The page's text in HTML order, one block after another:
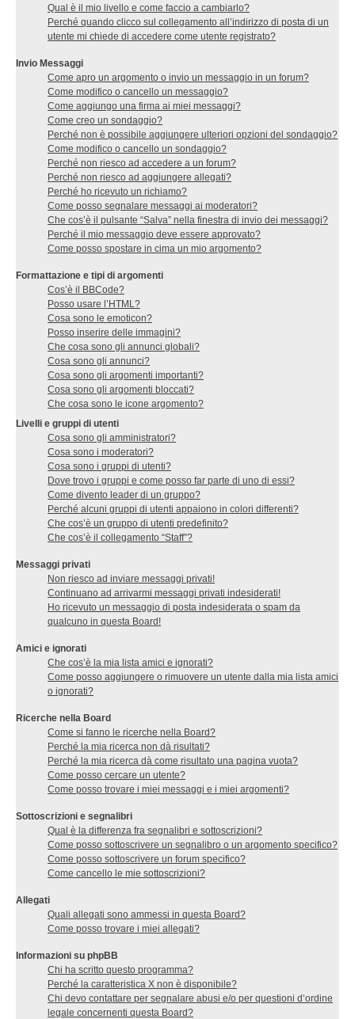
Qual è il mio livello e come faccio a cambiarlo?
Perché quando clicco sul collegamento all’indirizzo di posta di un
utente mi chiede di accedere come utente registrato?
Invio Messaggi
Come apro un argomento o invio un messaggio in un forum?
Come modifico o cancello un messaggio?
Come aggiungo una firma ai miei messaggi?
Come creo un sondaggio?
Perché non è possibile aggiungere ulteriori opzioni del sondaggio?
Come modifico o cancello un sondaggio?
Perché non riesco ad accedere a un forum?
Perché non riesco ad aggiungere allegati?
Perché ho ricevuto un richiamo?
Come posso segnalare messaggi ai moderatori?
Che cos’è il pulsante “Salva” nella finestra di invio dei messaggi?
Perché il mio messaggio deve essere approvato?
Come posso spostare in cima un mio argomento?
Formattazione e tipi di argomenti
Cos’è il BBCode?
Posso usare l’HTML?
Cosa sono le emoticon?
Posso inserire delle immagini?
Che cosa sono gli annunci globali?
Cosa sono gli annunci?
Cosa sono gli argomenti importanti?
Cosa sono gli argomenti bloccati?
Che cosa sono le icone argomento?
Livelli e gruppi di utenti
Cosa sono gli amministratori?
Cosa sono i moderatori?
Cosa sono i gruppi di utenti?
Dove trovo i gruppi e come posso far parte di uno di essi?
Come divento leader di un gruppo?
Perché alcuni gruppi di utenti appaiono in colori differenti?
Che cos’è un gruppo di utenti predefinito?
Che cos’è il collegamento “Staff”?
Messaggi privati
Non riesco ad inviare messaggi privati!
Continuano ad arrivarmi messaggi privati indesiderati!
Ho ricevuto un messaggio di posta indesiderata o spam da
qualcuno in questa Board!
Amici e ignorati
Che cos’è la mia lista amici e ignorati?
Come posso aggiungere o rimuovere un utente dalla mia lista amici
o ignorati?
Ricerche nella Board
Come si fanno le ricerche nella Board?
Perché la mia ricerca non dà risultati?
Perché la mia ricerca dà come risultato una pagina vuota?
Come posso cercare un utente?
Come posso trovare i miei messaggi e i miei argomenti?
Sottoscrizioni e segnalibri
Qual è la differenza fra segnalibri e sottoscrizioni?
Come posso sottoscrivere un segnalibro o un argomento specifico?
Come posso sottoscrivere un forum specifico?
Come cancello le mie sottoscrizioni?
Allegati
Quali allegati sono ammessi in questa Board?
Come posso trovare i miei allegati?
Informazioni su phpBB
Chi ha scritto questo programma?
Perché la caratteristica X non è disponibile?
Chi devo contattare per segnalare abusi e/o per questioni d’ordine
legale concernenti questa Board?